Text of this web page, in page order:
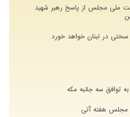
ملی مجلس از پاسخ رهبر شهید
در لبنان خواهد خورد
توافق سه جانبه مکه
مجلس هفته آتی